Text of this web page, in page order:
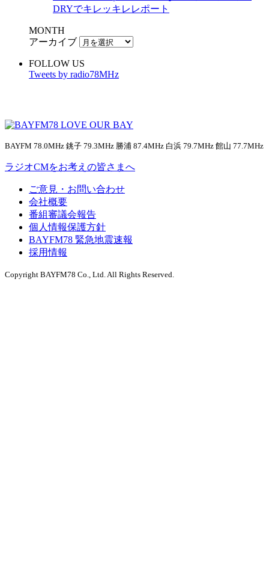
DRYでキレッキレレポート
MONTH
アーカイブ
FOLLOW US
Tweets by radio78MHz
BAYFM 78.0MHz 銚子 79.3MHz 勝浦 87.4MHz 白浜 79.7MHz 館山 77.7MHz
ラジオCMをお考えの皆さまへ
ご意見・お問い合わせ
会社概要
番組審議会報告
個人情報保護方針
BAYFM78 緊急地震速報
採用情報
Copyright BAYFM78 Co., Ltd. All Rights Reserved.